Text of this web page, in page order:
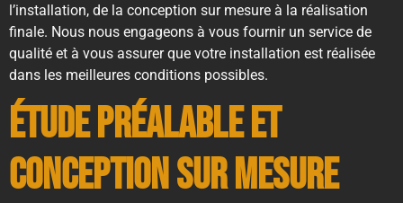
l’installation, de la conception sur mesure à la réalisation
finale. Nous nous engageons à vous fournir un service de
qualité et à vous assurer que votre installation est réalisée
dans les meilleures conditions possibles.
Étude préalable et
conception sur mesure